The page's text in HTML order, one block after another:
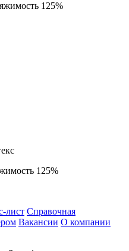
125%
125%
лист Справочная
Вакансии О компании